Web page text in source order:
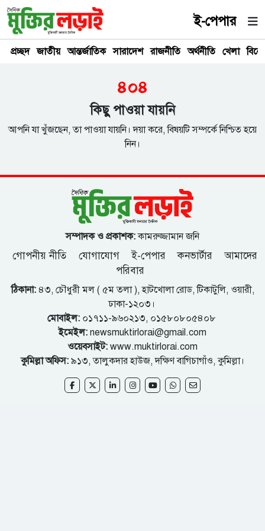
ই-পেপার
প্রচ্ছদ জাতীয় আন্তর্জাতিক সারাদেশ রাজনীতি অর্থনীতি খেলা
৪০৪
কিছু পাওয়া যায়নি
আপনি যা খুঁজছেন, তা পাওয়া যায়নি। দয়া করে, বিষয়টি সম্পর্কে নিশ্চিত হয়ে
নিন।
সম্পাদক ও প্রকাশক:কামরুজ্জামান জনি
গোপনীয় নীতি যোগাযোগ ই-পেপার কনভার্টার
আমাদের
পরিবার
ঠিকানা:৪৩, চৌধুরী মল ( ৫ম তলা ), হাটখোলা রোড, টিকাটুলি, ওয়ারী,
ঢাকা-১২০৩।
মোবাইল:০১৭১১-৯৬০২১৩, ০১৫৮০৮০৫৪০৮
ইমেইল: newsmuktirlorai@gmail.com
ওয়েবসাইট: www.muktirlorai.com
কুমিল্লা অফিস: ৯১৩, তালুকদার হাউজ, দক্ষিণ বাগিচাগাঁও, কুমিল্লা।